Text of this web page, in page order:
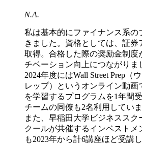
N.A.
私は基本的にファイナンス系の
きました。資格としては、証券
取得。合格した際の奨励金制度
チベーション向上につながりま
2024年度にはWall Street Prep（
レップ）というオンライン動
を学習するプログラムを1年間
チームの同僚も2名利用していま
また、早稲田大学ビジネススク
クールが共催するインベストメ
も2023年から計6講座ほど受講し